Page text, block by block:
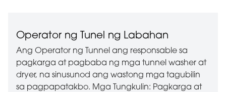
Operator ng Tunel ng Labahan
Ang Operator ng Tunnel ang responsable sa
pagkarga at pagbaba ng mga tunnel washer at
dryer, na sinusunod ang wastong mga tagubilin
sa pagpapatakbo. Mga Tungkulin: Pagkarga at